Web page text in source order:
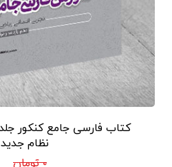
نظام جدید
۰ تومان